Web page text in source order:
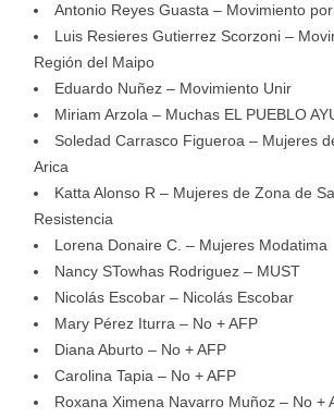
Antonio Reyes Guasta – Movimiento
Luis Resieres Gutierrez Scorzoni –
Región del Maipo
Eduardo Nuñez – Movimiento Unir
Miriam Arzola – Muchas EL PUEBLO
Soledad Carrasco Figueroa – Mujeres
Arica
Katta Alonso R – Mujeres de Zona de
Resistencia
Lorena Donaire C. – Mujeres Modatima
Nancy STowhas Rodriguez – MUST
Nicolás Escobar – Nicolás Escobar
Mary Pérez Iturra – No + AFP
Diana Aburto – No + AFP
Carolina Tapia – No + AFP
Roxana Ximena Navarro Muñoz – No +